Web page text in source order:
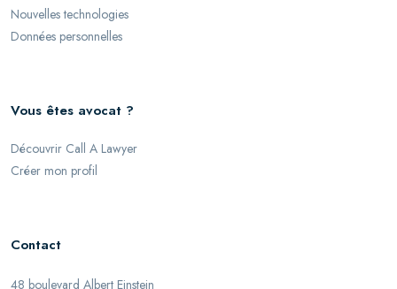
Nouvelles technologies
Données personnelles
Vous êtes avocat ?
Découvrir Call A Lawyer
Créer mon profil
Contact
48 boulevard Albert Einstein